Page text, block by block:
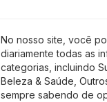
No nosso site, você
diariamente todas as
categorias, incluindo
Beleza & Saúde
sempre sabendo de